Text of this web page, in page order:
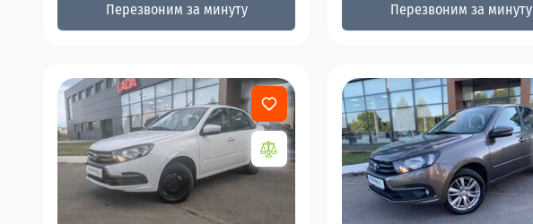
Перезвоним за минуту Перезвоним за минуту